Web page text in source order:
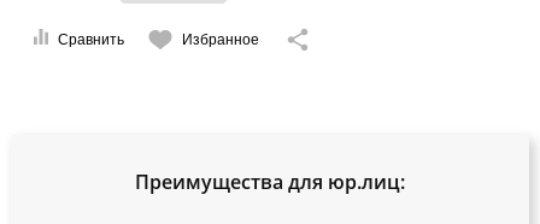
Сравнить Избранное
Преимущества для юр.лиц: